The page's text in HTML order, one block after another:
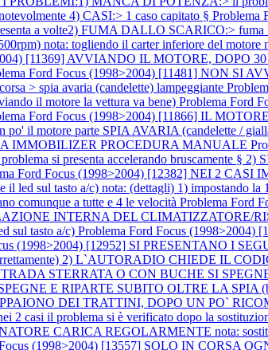
4) CASI:> 1 caso capitato § Problema
a volte2) FUMA DALLO SCARICO:>
nota: togliendo il carter inferiore del motore
[11369] AVVIANDO IL MOTORE,
Ford Focus (1998>2004) [11481] NON SI
> spia avaria (candelette) lampeggiante
il motore la vettura va bene) Problema Ford
Ford Focus (1998>2004) [11866] IL
po' il motore parte SPIA AVARIA (candelette /
IMMOBILIZER PROCEDURA MANUALE
si presenta accelerando bruscamente §
Ford Focus (1998>2004) [12382] NEI 2
led sul tasto a/c) nota: (dettagli) 1) impostando
comunque a tutte e 4 le velocità Problema Ford
INTERNA DEL CLIMATIZZATORE/
sul tasto a/c) Problema Ford Focus
(1998>2004) [12952] SI PRESENTANO I
2) L`AUTORADIO CHIEDE IL
STERRATA O CON BUCHE SI
E RIPARTE SUBITO OLTRE LA SPIA
DEI TRATTINI, DOPO UN PO`
casi il problema si è verificato dopo la
CARICA REGOLARMENTE nota:
Focus (1998>2004) [13557] SOLO IN